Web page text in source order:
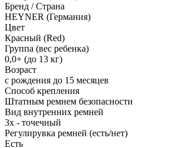
Бренд / Страна
HEYNER (Германия)
Цвет
Красный (Red)
Группа (вес ребенка)
0,0+ (до 13 кг)
Возраст
с рождения до 15 месяцев
Способ крепления
Штатным ремнем безопасности
Вид внутренних ремней
3х - точечный
Регулирувка ремней (есть/нет)
Есть